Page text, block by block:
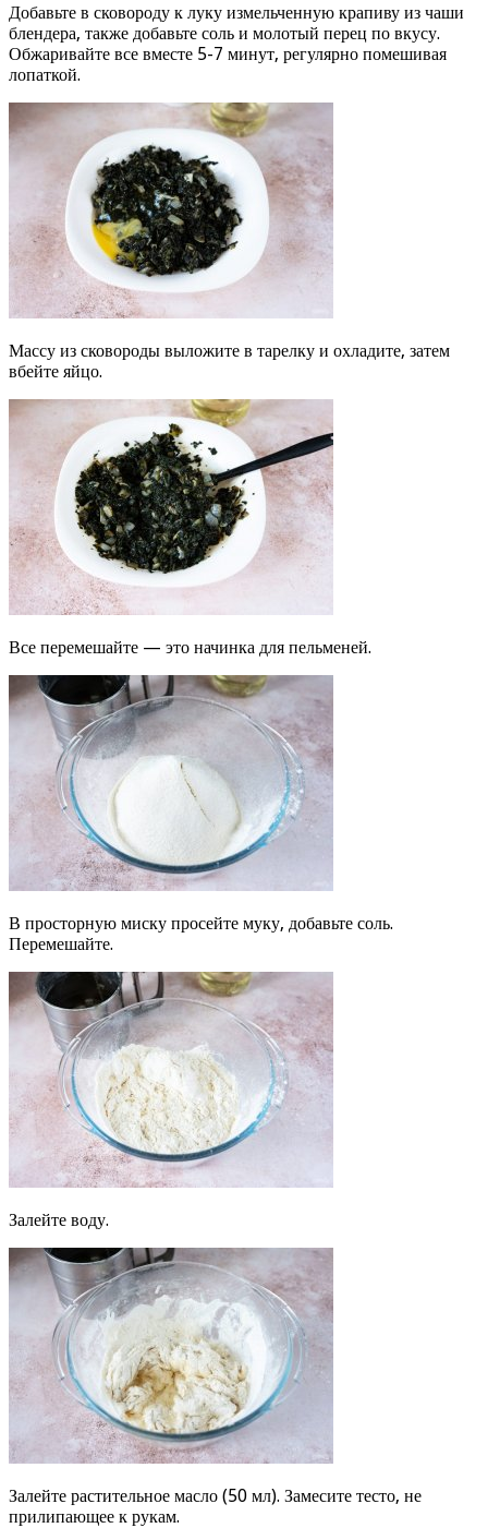
Добавьте в сковороду к луку измельченную крапиву из чаши
блендера, также добавьте соль и молотый перец по вкусу.
Обжаривайте все вместе 5-7 минут, регулярно помешивая
лопаткой.
Массу из сковороды выложите в тарелку и охладите, затем
вбейте яйцо.
Все перемешайте — это начинка для пельменей.
В просторную миску просейте муку, добавьте соль.
Перемешайте.
Залейте воду.
Залейте растительное масло (50 мл). Замесите тесто, не
прилипающее к рукам.